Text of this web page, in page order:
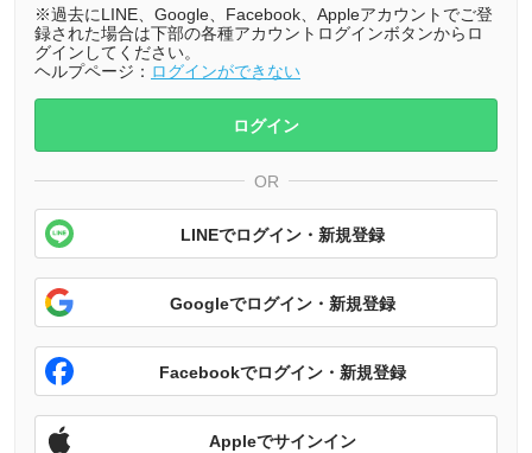
※過去にLINE、Google、Facebook、Appleアカウントでご登
録された場合は下部の各種アカウントログインボタンからロ
グインしてください。
ヘルプページ： ログインができない
ログイン
OR
LINEでログイン・新規登録
Googleでログイン・新規登録
Facebookでログイン・新規登録
Appleでサインイン